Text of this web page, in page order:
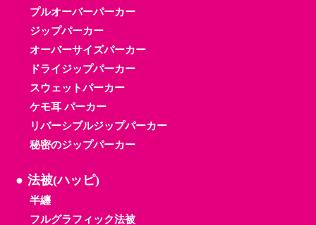
プルオーバーパーカー
ジップパーカー
オーバーサイズパーカー
ドライジップパーカー
スウェットパーカー
ケモ耳 パーカー
リバーシブルジップパーカー
秘密のジップパーカー
法被(ハッピ)
半纏
フルグラフィック法被